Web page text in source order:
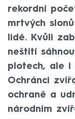
rekordní
mrtvých
lidé. Kvůli
neštítí
plotech, ale i
Ochránci
ochraně a
národním